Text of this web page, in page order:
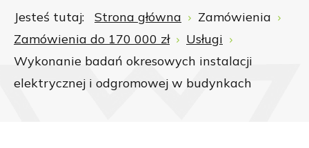
Jesteś tutaj: Strona główna
Zamówienia
Zamówienia do 170 000 zł
Usługi
Wykonanie badań okresowych instalacji
elektrycznej i odgromowej w budynkach